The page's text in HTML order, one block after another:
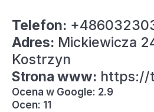
Telefon:
Adres: Mickiewicza
Kostrzyn
Strona www: https://
Ocena w Google: 2.9
Ocen: 11